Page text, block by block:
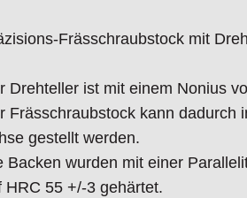
Frässchraubstock mit
Drehteller ist mit einem Nonius
Frässchraubstock kann dadurch
gestellt werden.
Backen wurden mit einer
HRC 55 +/-3 gehärtet.